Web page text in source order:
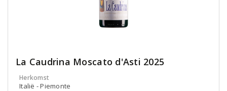
La Caudrina Moscato d'Asti 2025
Herkomst
Italië - Piemonte